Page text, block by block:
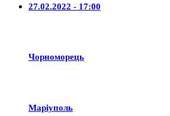
27.02.2022 - 17:00
Чорноморець
Маріуполь